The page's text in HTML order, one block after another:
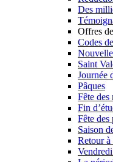
Des
Offres
Codes
Saint
Journée
Pâques
Fête des
Fin
Fête des
Saison
Retour à